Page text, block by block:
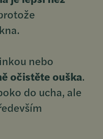
nebo
očistěte ouška.
do ucha, ale